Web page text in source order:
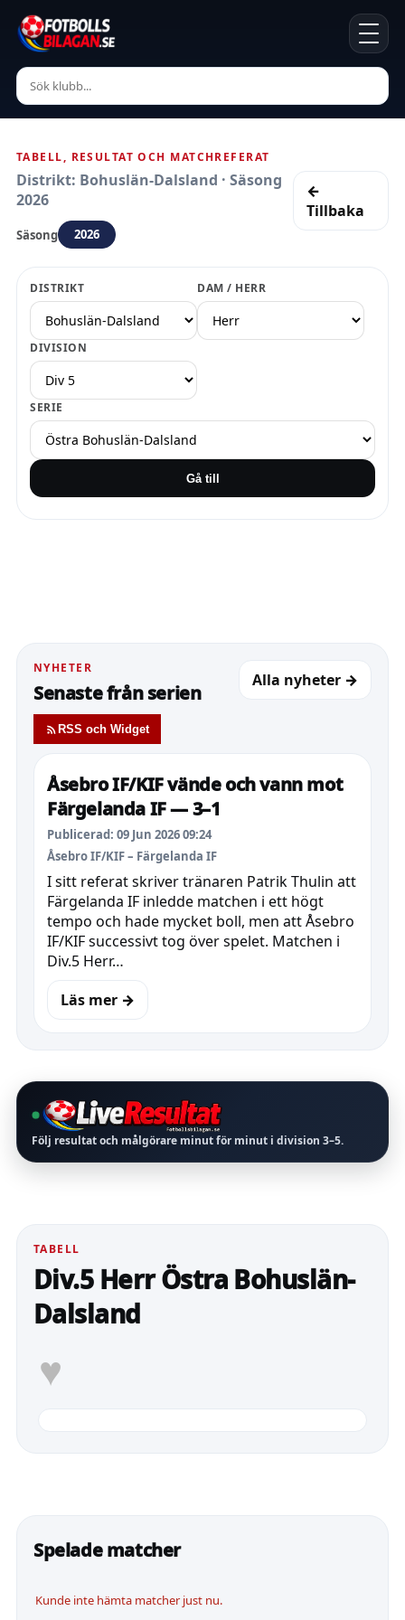
TABELL, RESULTAT OCH MATCHREFERAT
Distrikt: Bohuslän-Dalsland · Säsong
2026
Säsong 2026
←
Tillbaka
DISTRIKT DAM / HERR
DIVISION
SERIE
Gå till
NYHETER
Senaste från serien
RSS och Widget
Alla nyheter →
Åsebro IF/KIF vände och vann mot
Färgelanda IF — 3–1
Publicerad: 09 Jun 2026 09:24
Åsebro IF/KIF – Färgelanda IF
I sitt referat skriver tränaren Patrik Thulin att
Färgelanda IF inledde matchen i ett högt
tempo och hade mycket boll, men att Åsebro
IF/KIF successivt tog över spelet. Matchen i
Div.5 Herr…
Läs mer →
Följ resultat och målgörare minut för minut i division 3–5.
TABELL
Div.5 Herr Östra Bohuslän-
Dalsland
♥
Spelade matcher
Kunde inte hämta matcher just nu.